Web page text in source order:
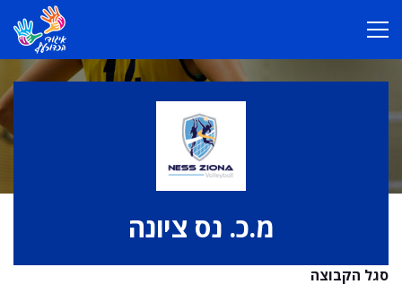
מ.כ. נס ציונה
סגל הקבוצה